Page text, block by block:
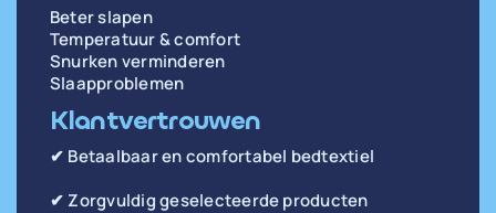
Beter slapen
Temperatuur & comfort
Snurken verminderen
Slaapproblemen
Klantvertrouwen
✔ Betaalbaar en comfortabel bedtextiel
✔ Zorgvuldig geselecteerde producten